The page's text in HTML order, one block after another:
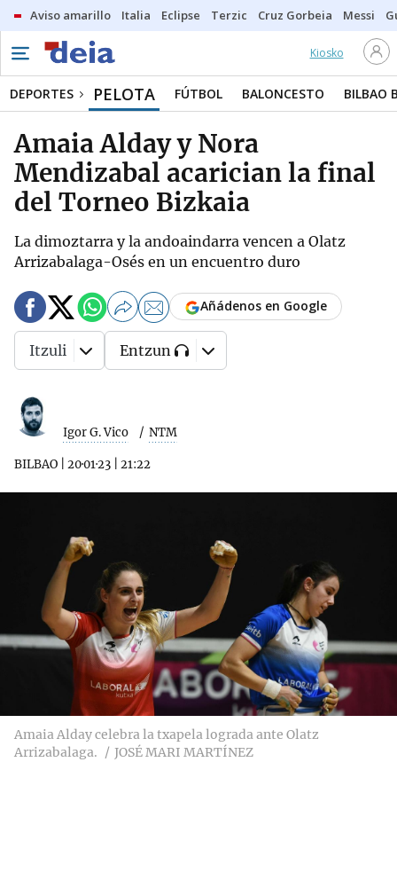
Aviso amarillo Italia Eclipse Terzic Cruz Gorbeia Messi
Kiosko
DEPORTES PELOTA FÚTBOL BALONCESTO BILBAO
Amaia Alday y Nora
Mendizabal acarician la final
del Torneo Bizkaia
La dimoztarra y la andoaindarra vencen a Olatz
Arrizabalaga-Osés en un encuentro duro
Igor G. Vico NTM
BILBAO 20·01·23 21:22
Añádenos en Google
Itzuli Entzun
Amaia Alday celebra la txapela lograda ante Olatz
Arrizabalaga.
JOSÉ MARI MARTÍNEZ